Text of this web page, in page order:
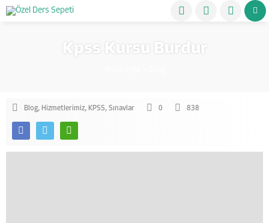
Kpss Kursu Burdur
Blog, Hizmetlerimiz, KPSS, Sınavlar 0 838